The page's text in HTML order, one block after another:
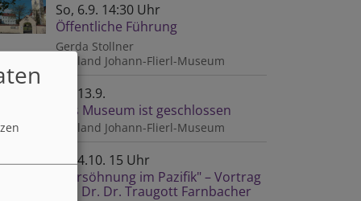
So, 6.9. 14:30 Uhr
Öffentliche Führung
Gerda Stollner
Birgland Johann-Flierl-Museum
So, 13.9.
Das Museum ist geschlossen
Birgland Johann-Flierl-Museum
So, 4.10. 15 Uhr
„Versöhnung im Pazifik" – Vortrag
von Dr. Dr. Traugott Farnbacher